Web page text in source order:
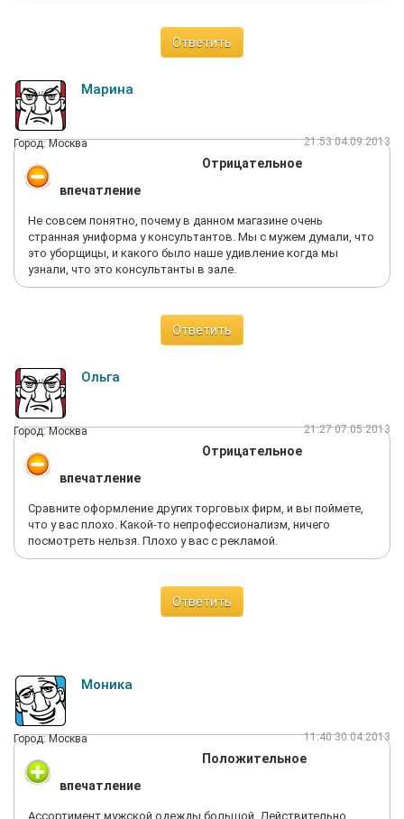
Ответить
Марина
Город: Москва 21:53 04.09.2013
Отрицательное
впечатление
Не совсем понятно, почему в данном магазине очень
странная униформа у консультантов. Мы с мужем думали, что
это уборщицы, и какого было наше удивление когда мы
узнали, что это консультанты в зале.
Ответить
Ольга
Город: Москва 21:27 07.05.2013
Отрицательное
впечатление
Сравните оформление других торговых фирм, и вы поймете,
что у вас плохо. Какой-то непрофессионализм, ничего
посмотреть нельзя. Плохо у вас с рекламой.
Ответить
Моника
Город: Москва 11:40 30.04.2013
Положительное
впечатление
Ассортимент мужской одежды большой. Действительно